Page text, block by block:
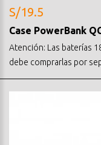
S/19.5
Case PowerBank
Atención: Las baterías
debe comprarlas por